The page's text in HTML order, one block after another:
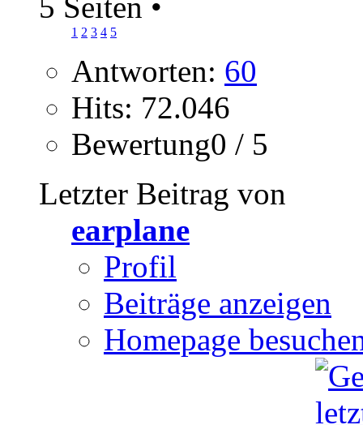
1 2 3 4 5
Antworten: 60
Hits: 72.046
Bewertung0 / 5
Letzter Beitrag von
earplane
Profil
Beiträge anzeigen
Homepage